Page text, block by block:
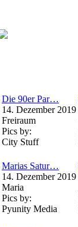
Die 90er Par…
14. Dezember 2019
Freiraum
Pics by:
City Stuff
Marias Satur…
14. Dezember 2019
Maria
Pics by:
Pyunity Media